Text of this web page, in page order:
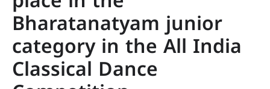
Bharatanatyam junior
category in the All India
Classical Dance